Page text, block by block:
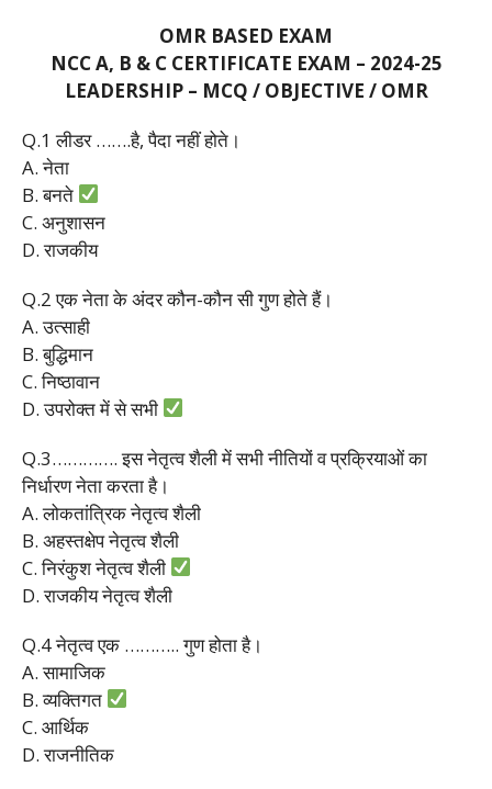
OMR BASED EXAM
NCC A, B & C CERTIFICATE EXAM – 2024-25
LEADERSHIP – MCQ / OBJECTIVE / OMR
Q.1 लीडर …….है, पैदा नहीं होते।
A. नेता
B. बनते
C. अनुशासन
D. राजकीय
Q.2 एक नेता के अंदर कौन-कौन सी गुण होते हैं।
A. उत्साही
B. बुद्धिमान
C. निष्ठावान
D. उपरोक्त में से सभी
Q.3…………. इस नेतृत्व शैली में सभी नीतियों व प्रक्रियाओं का
निर्धारण नेता करता है।
A. लोकतांत्रिक नेतृत्व शैली
B. अहस्तक्षेप नेतृत्व शैली
C. निरंकुश नेतृत्व शैली
D. राजकीय नेतृत्व शैली
Q.4 नेतृत्व एक ……….. गुण होता है।
A. सामाजिक
B. व्यक्तिगत
C. आर्थिक
D. राजनीतिक